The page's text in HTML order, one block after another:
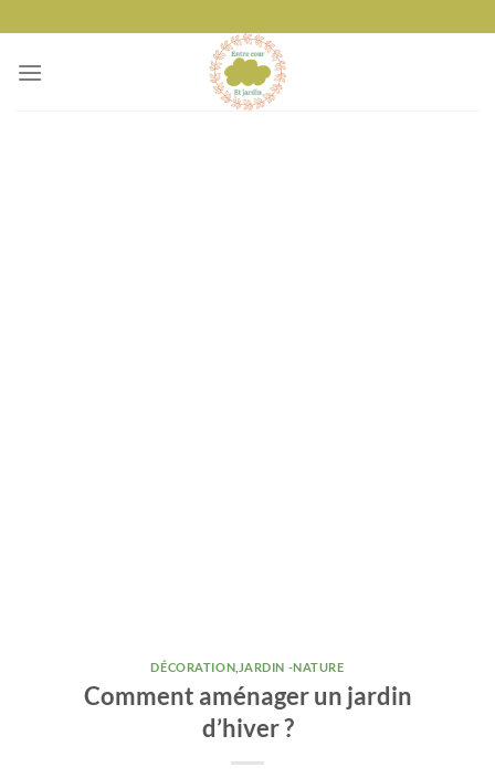
contenu
DÉCORATION JARDIN -NATURE
Comment aménager un jardin
d’hiver ?